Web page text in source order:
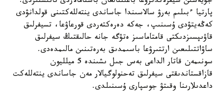
پارتيا ءبىلىم بەرۋ سالاسىندا جاساندى ينتەللەكتىنى قولدانۋدى
كەڭەيتۋدى ۇسىنىپ، جەكە دەرەكتەردى قورعاۋعا، تسيفرلىق
قاۋىپسىزدىكتى قامتاماسىز ەتۋگە جانە حالىقتىڭ سيفرلىق
ساۋاتتىلىعىن ارتتىرۋعا باسىمدىق بەرەتىنىن مالىمدەدى.
سونىمەن قاتار الداعى بەس جىل ىشىندە 5 ميلليون
قازاقستاندىقتى سيفرلىق تەحنولوگيالار مەن جاساندى ينتەللەكت
داعدىلارىنا وقىتۋ جوسپارى ۇسىنىلدى.